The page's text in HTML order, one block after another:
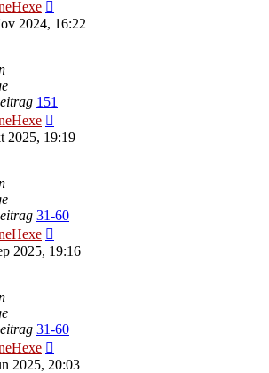
Beitrag
2024, 16:22
151
Beitrag
2025, 19:19
31-60
Beitrag
2025, 19:16
31-60
Beitrag
2025, 20:03